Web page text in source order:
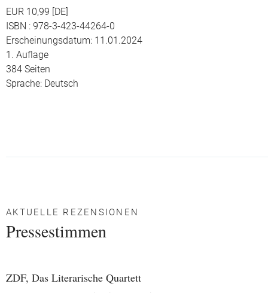
EUR 10,99 [DE]
ISBN : 978-3-423-44264-0
Erscheinungsdatum: 11.01.2024
1. Auflage
384 Seiten
Sprache: Deutsch
AKTUELLE REZENSIONEN
Pressestimmen
ZDF, Das Literarische Quartett